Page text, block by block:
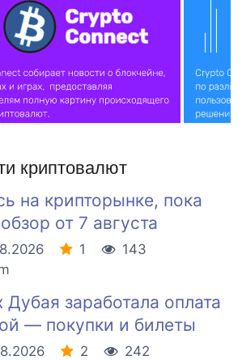
криптовалют
на крипторынке, пока
от 7 августа
1
143
Дубая заработала оплата
— покупки и билеты
2
242